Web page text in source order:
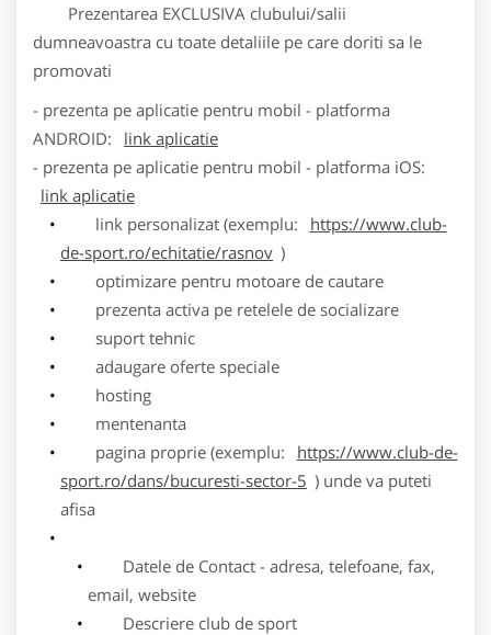
Prezentarea EXCLUSIVA clubului/salii
dumneavoastra cu toate detaliile pe care doriti sa le
promovati
- prezenta pe aplicatie pentru mobil - platforma
ANDROID:
link aplicatie
- prezenta pe aplicatie pentru mobil - platforma iOS:
link aplicatie
link personalizat (exemplu:
https://www.club-
de-sport.ro/echitatie/rasnov )
optimizare pentru motoare de cautare
prezenta activa pe retelele de socializare
suport tehnic
adaugare oferte speciale
hosting
mentenanta
pagina proprie (exemplu:
https://www.club-de-
sport.ro/dans/bucuresti-sector-5 ) unde va puteti
afisa
Datele de Contact - adresa, telefoane, fax,
email, website
Descriere club de sport